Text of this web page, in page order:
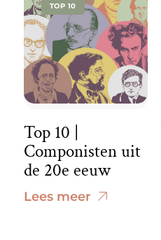
TOP 10
Top 10 |
Componisten uit
de 20e eeuw
Lees meer